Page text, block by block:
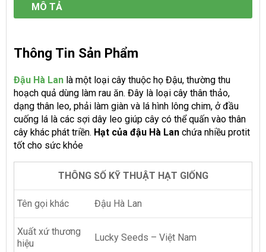
MÔ TẢ
Thông Tin Sản Phẩm
Đậu Hà Lan là một loại cây thuộc họ Đậu, thường thu
hoạch quả dùng làm rau ăn. Đây là loại cây thân thảo,
dạng thân leo, phải làm giàn và lá hình lông chim, ở đầu
cuống lá là các sợi dây leo giúp cây có thể quấn vào thân
cây khác phát triền. Hạt của đậu Hà Lan chứa nhiều protit
tốt cho sức khỏe
THÔNG SỐ KỸ THUẬT HẠT GIỐNG
Tên gọi khác Đậu Hà Lan
Xuất xứ thương
hiệu
Lucky Seeds – Việt Nam